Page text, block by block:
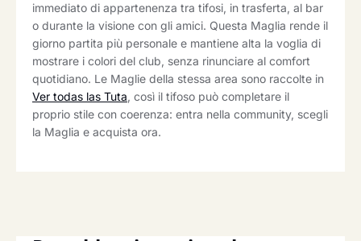
immediato di appartenenza tra tifosi, in trasferta, al bar
o durante la visione con gli amici. Questa Maglia rende il
giorno partita più personale e mantiene alta la voglia di
mostrare i colori del club, senza rinunciare al comfort
quotidiano. Le Maglie della stessa area sono raccolte in
Ver todas las Tuta, così il tifoso può completare il
proprio stile con coerenza: entra nella community, scegli
la Maglia e acquista ora.